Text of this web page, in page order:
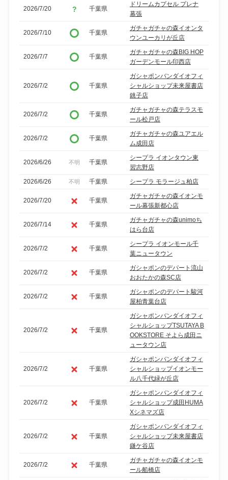
2026/7/20 千葉県
ドリームカプセル プレナ
幕張
2026/7/10 千葉県
ガチャガチャの森イオンタ
ウンユーカリが丘店
2026/7/7 千葉県
ガチャガチャの森BIG HOP
ガーデンモール印西店
2026/7/2 千葉県
ガシャポンバンダイオフィ
シャルショップ未来屋書店
銚子店
2026/7/2 千葉県
ガチャガチャの森テラスモ
ール松戸店
2026/7/2 千葉県
ガチャガチャの森ユアエル
ム成田店
2026/6/26 不明 千葉県
シープラ イオンタウン東
習志野店
2026/6/26
不明 千葉県 シープラ モラージュ柏店
2026/7/20 千葉県
ガチャガチャの森イオンモ
ール幕張新都心店
2026/7/14 千葉県
ガチャガチャの森unimoち
はら台店
2026/7/2 千葉県
シープラ イオンモール千
葉ニュータウン
2026/7/2 千葉県
ガシャポンのデパート流山
おおたかの森SC店
2026/7/2 千葉県
ガシャポンのデパート駿河
屋柏青葉台店
2026/7/2 千葉県
ガシャポンバンダイオフィ
シャルショップTSUTAYA B
OOKSTORE そよら成田ニ
ュータウン店
2026/7/2 千葉県
ガシャポンバンダイオフィ
シャルショップイオンモー
ル八千代緑が丘店
2026/7/2 千葉県
ガシャポンバンダイオフィ
シャルショップ成田HUMA
Xシネマズ店
2026/7/2 千葉県
ガシャポンバンダイオフィ
シャルショップ未来屋書店
鎌ケ谷店
2026/7/2 千葉県
ガチャガチャの森イオンモ
ール船橋店